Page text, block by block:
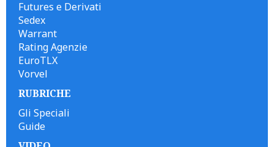
Futures e Derivati
Sedex
Warrant
Rating Agenzie
EuroTLX
Vorvel
RUBRICHE
Gli Speciali
Guide